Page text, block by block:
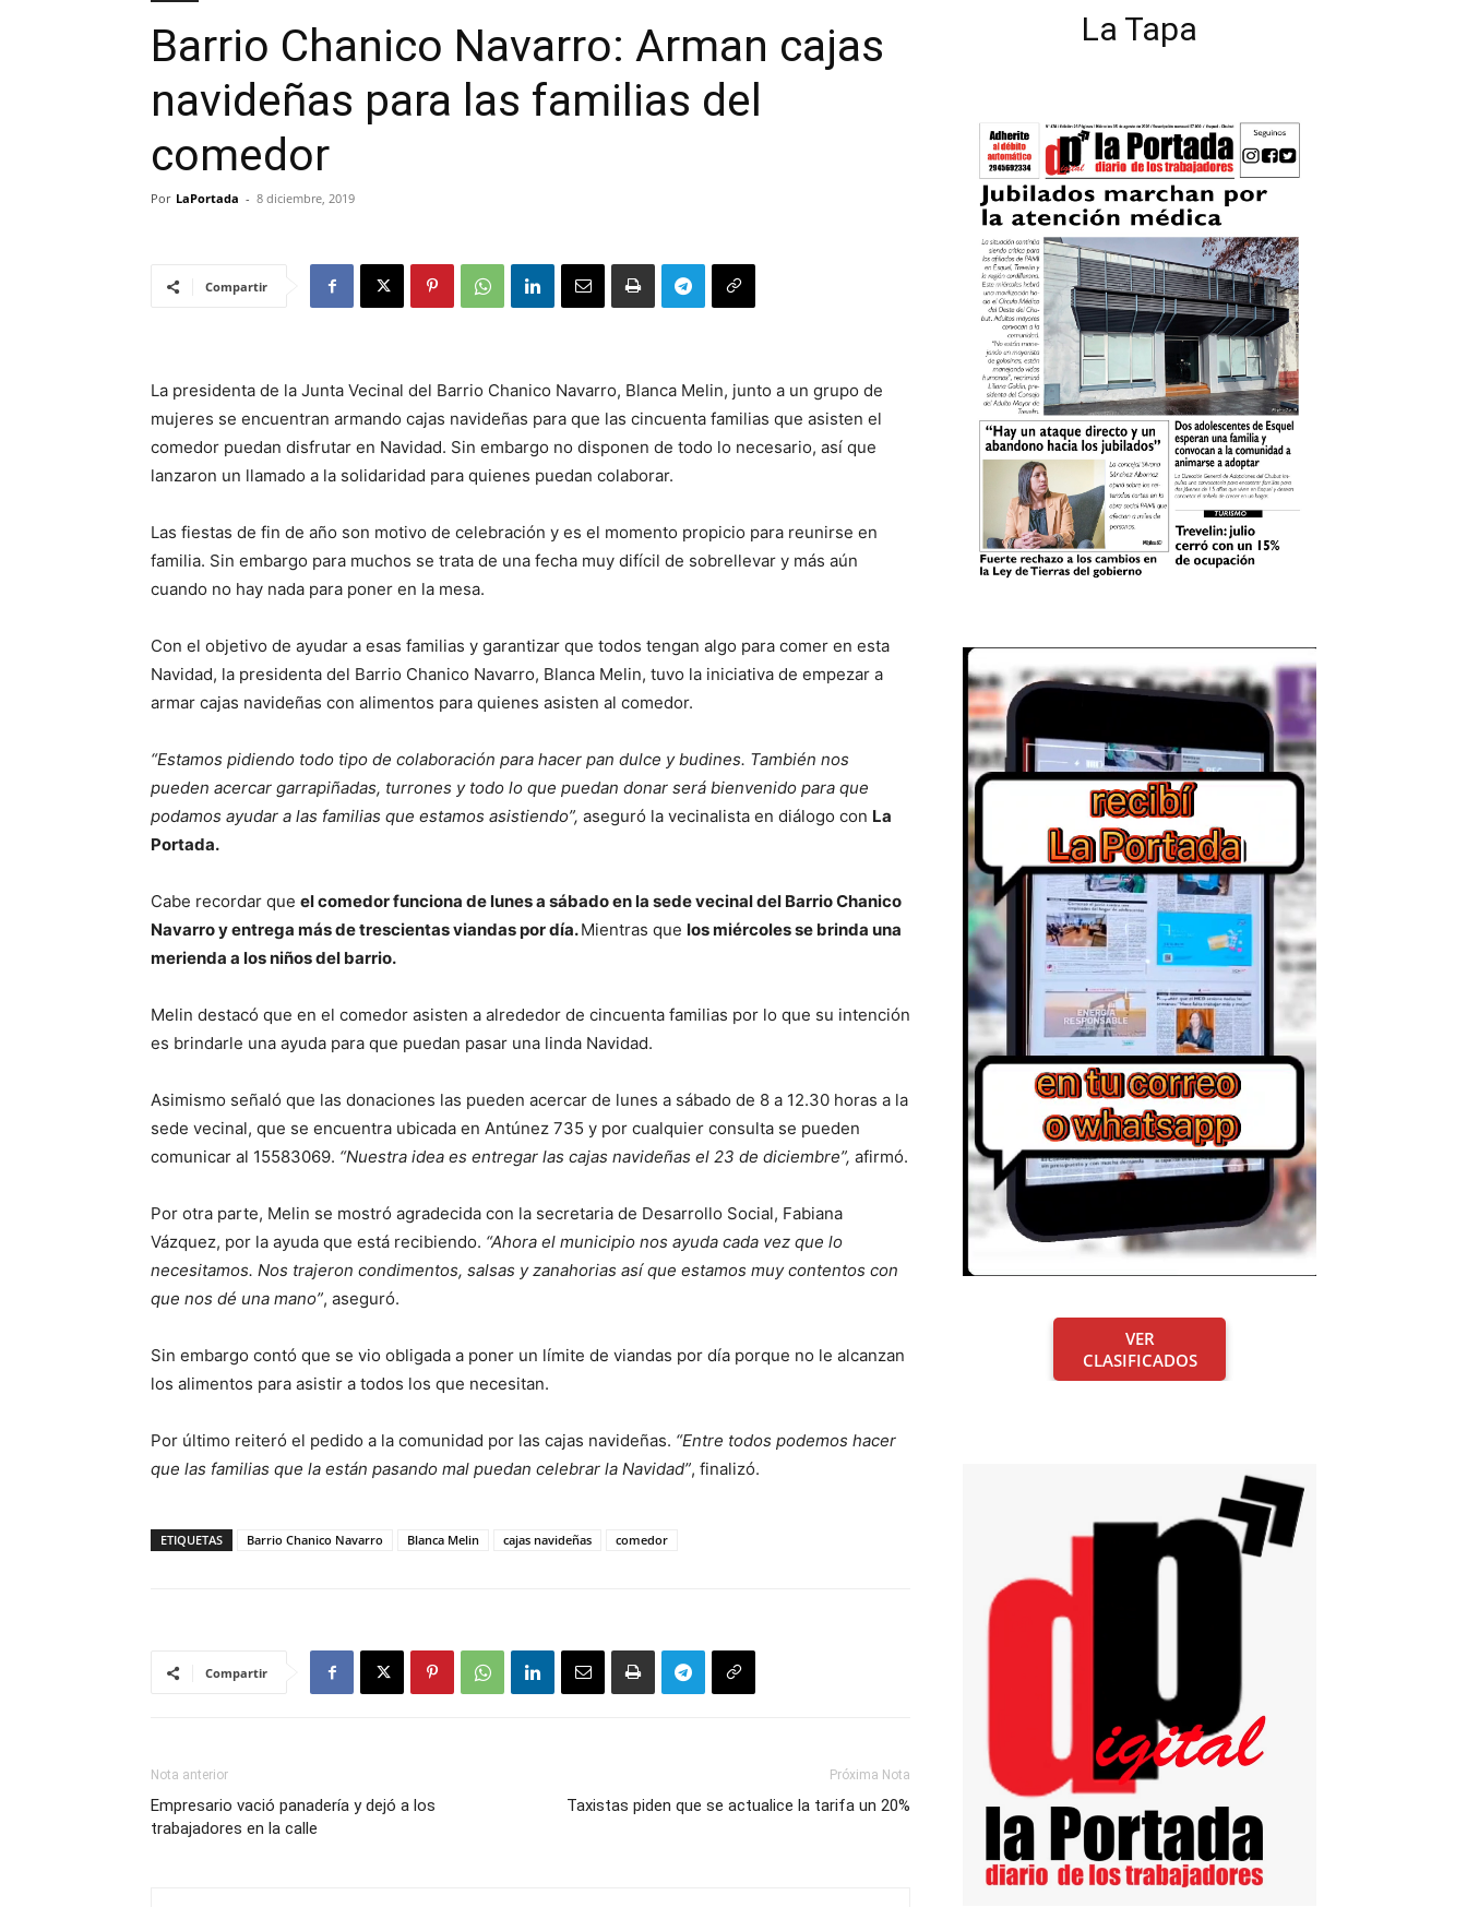
Barrio Chanico Navarro: Arman cajas
navideñas para las familias del
comedor
Por LaPortada - 8 diciembre, 2019
Compartir
La presidenta de la Junta Vecinal del Barrio Chanico Navarro, Blanca Melin, junto a un grupo de
mujeres se encuentran armando cajas navideñas para que las cincuenta familias que asisten el
comedor puedan disfrutar en Navidad. Sin embargo no disponen de todo lo necesario, así que
lanzaron un llamado a la solidaridad para quienes puedan colaborar.
Las fiestas de fin de año son motivo de celebración y es el momento propicio para reunirse en
familia. Sin embargo para muchos se trata de una fecha muy difícil de sobrellevar y más aún
cuando no hay nada para poner en la mesa.
Con el objetivo de ayudar a esas familias y garantizar que todos tengan algo para comer en esta
Navidad, la presidenta del Barrio Chanico Navarro, Blanca Melin, tuvo la iniciativa de empezar a
armar cajas navideñas con alimentos para quienes asisten al comedor.
“Estamos pidiendo todo tipo de colaboración para hacer pan dulce y budines. También nos
pueden acercar garrapiñadas, turrones y todo lo que puedan donar será bienvenido para que
podamos ayudar a las familias que estamos asistiendo”, aseguró la vecinalista en diálogo con La
Portada.
Cabe recordar que el comedor funciona de lunes a sábado en la sede vecinal del Barrio Chanico
Navarro y entrega más de trescientas viandas por día.Mientras que los miércoles se brinda una
merienda a los niños del barrio.
Melin destacó que en el comedor asisten a alrededor de cincuenta familias por lo que su intención
es brindarle una ayuda para que puedan pasar una linda Navidad.
Asimismo señaló que las donaciones las pueden acercar de lunes a sábado de 8 a 12.30 horas a la
sede vecinal, que se encuentra ubicada en Antúnez 735 y por cualquier consulta se pueden
comunicar al 15583069. “Nuestra idea es entregar las cajas navideñas el 23 de diciembre”, afirmó.
Por otra parte, Melin se mostró agradecida con la secretaria de Desarrollo Social, Fabiana
Vázquez, por la ayuda que está recibiendo. “Ahora el municipio nos ayuda cada vez que lo
necesitamos. Nos trajeron condimentos, salsas y zanahorias así que estamos muy contentos con
que nos dé una mano”, aseguró.
Sin embargo contó que se vio obligada a poner un límite de viandas por día porque no le alcanzan
los alimentos para asistir a todos los que necesitan.
Por último reiteró el pedido a la comunidad por las cajas navideñas. “Entre todos podemos hacer
que las familias que la están pasando mal puedan celebrar la Navidad”, finalizó.
ETIQUETAS Barrio Chanico Navarro Blanca Melin cajas navideñas comedor
Compartir
Nota anterior
Empresario vació panadería y dejó a los
trabajadores en la calle
Próxima Nota
Taxistas piden que se actualice la tarifa un 20%
La Tapa
VER
CLASIFICADOS